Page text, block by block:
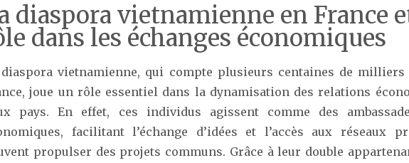
diaspora vietnamienne en France
dans les échanges économiques
vietnamienne, qui compte plusieurs centaines de milliers
joue un rôle essentiel dans la dynamisation des relations
pays. En effet, ces individus agissent comme des
facilitant l’échange d’idées et l’accès aux réseaux
propulser des projets communs. Grâce à leur double